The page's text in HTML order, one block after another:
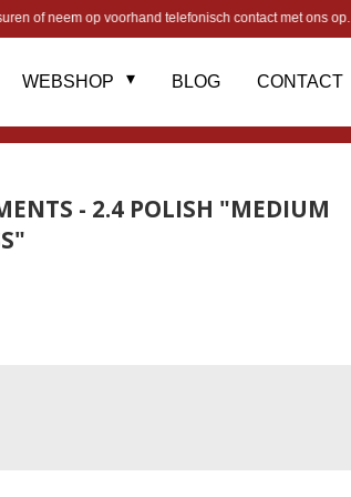
of neem op voorhand telefonisch contact met ons op.
WEBSHOP BLOG CONTACT
- 2.4 POLISH "MEDIUM